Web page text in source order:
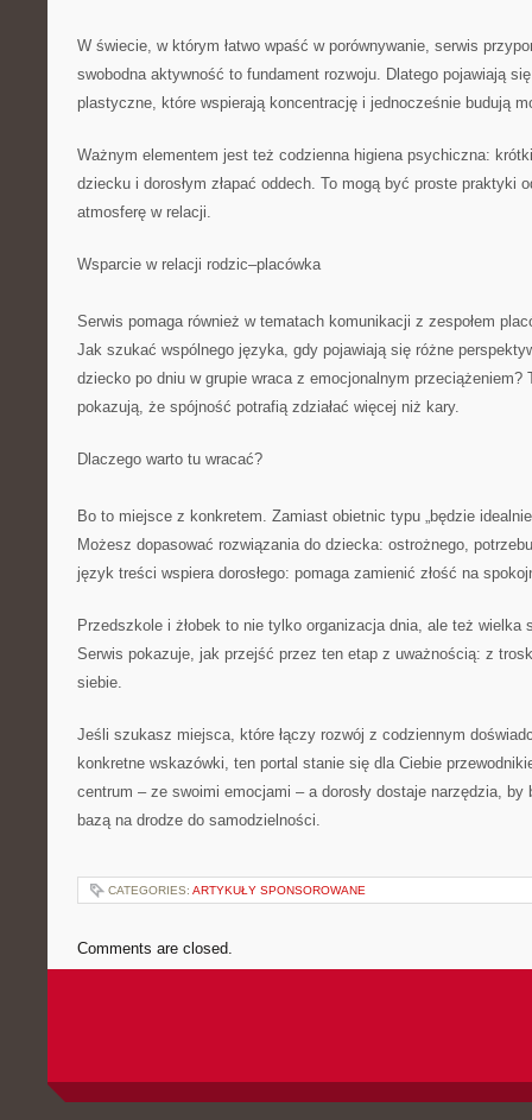
W świecie, w którym łatwo wpaść w porównywanie, serwis
swobodna aktywność to fundament rozwoju. Dlatego pojawiają
plastyczne, które wspierają koncentrację i jednocześnie budują
Ważnym elementem jest też codzienna higiena psychiczna:
dziecku i dorosłym złapać oddech. To mogą być proste praktyki
atmosferę w relacji.
Wsparcie w relacji rodzic–placówka
Serwis pomaga również w tematach komunikacji z zespołem
Jak szukać wspólnego języka, gdy pojawiają się różne
dziecko po dniu w grupie wraca z emocjonalnym przeciążeniem?
pokazują, że spójność potrafią zdziałać więcej niż kary.
Dlaczego warto tu wracać?
Bo to miejsce z konkretem. Zamiast obietnic typu „będzie
Możesz dopasować rozwiązania do dziecka: ostrożnego,
język treści wspiera dorosłego: pomaga zamienić złość na
Przedszkole i żłobek to nie tylko organizacja dnia, ale też wielka
Serwis pokazuje, jak przejść przez ten etap z uważnością: z
siebie.
Jeśli szukasz miejsca, które łączy rozwój z codziennym
konkretne wskazówki, ten portal stanie się dla Ciebie
centrum – ze swoimi emocjami – a dorosły dostaje narzędzia, by
bazą na drodze do samodzielności.
CATEGORIES: ARTYKUŁY SPONSOROWANE
Comments are closed.